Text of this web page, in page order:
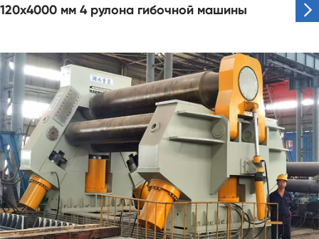
120x4000 мм 4 рулона гибочной машины 